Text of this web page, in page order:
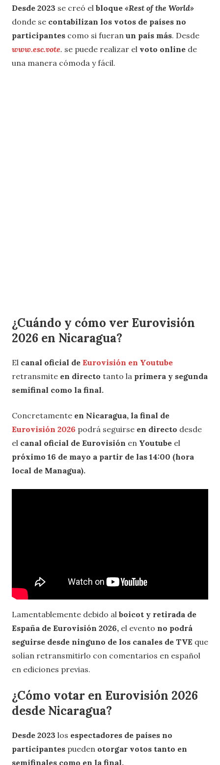
Desde 2023 se creó el bloque «Rest of the World»
donde se contabilizan los votos de países no
participantes como si fueran un país más. Desde
www.esc.vote. se puede realizar el voto online de
una manera cómoda y fácil.
¿Cuándo y cómo ver Eurovisión
2026 en Nicaragua?
El canal oficial de Eurovisión en Youtube
retransmite en directo tanto la primera y segunda
semifinal como la final.
Concretamente en Nicaragua, la final de
Eurovisión 2026 podrá seguirse en directo desde
el canal oficial de Eurovisión en Youtube el
próximo 16 de mayo a partir de las 14:00 (hora
local de Managua).
Lamentablemente debido al boicot y retirada de
España de Eurovisión 2026, el evento no podrá
seguirse desde ninguno de los canales de TVE que
solían retransmitirlo con comentarios en español
en ediciones previas.
¿Cómo votar en Eurovisión 2026
desde Nicaragua?
Desde 2023 los espectadores de países no
participantes pueden otorgar votos tanto en
semifinales como en la final.